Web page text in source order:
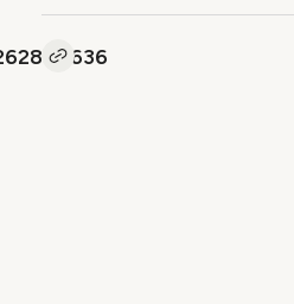
Kopieer link naar vacature